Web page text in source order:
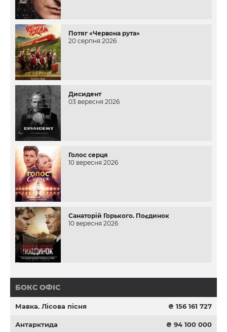
Потяг «Червона рута»
20 серпня 2026
Дисидент
03 вересня 2026
Голос серця
10 вересня 2026
Санаторій Горького. Поєдинок
10 вересня 2026
БОКС ОФІС
Мавка. Лісова пісня ₴ 156 161 727
Антарктида ₴ 94 100 000